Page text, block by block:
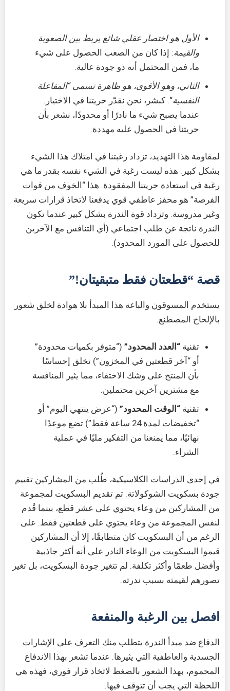
الأول هو اختصار عقلي شائع يربط بين الصعوبة
والقيمة: إذا كان من الصعب الحصول على شيء
ما، فمن المحتمل أنه ذو جودة عالية.
الثاني، وهو الأقوى، هو ظاهرة تسمى “المفاعلة
النفسية“. كبشر، نحن نقدّر حريتنا في الاختيار.
عندما يصبح شيء ما نادرًا أو محدودًا، نشعر بأن
حريتنا في الحصول عليه مهددة.
لمقاومة هذا التهديد، تزداد رغبتنا في امتلاك هذا الشيء
بشكل كبير. هذه ليست رغبة في الشيء نفسه بقدر ما هي
رغبة في استعادة حريتنا المفقودة. هذا “الخوف من فوات
الفرصة” هو محفز عاطفي قوي يدفعنا لاتخاذ قرارات سريعة
وغير مدروسة. وتزداد قوة الندرة بشكل كبير عندما تكون
الندرة ناتجة عن طلب اجتماعي (أي التنافس مع الآخرين
للحصول على المورد المحدود).
قصة “قطعتان فقط متبقيتان!”
يستخدم المسوقون والباعة هذا المبدأ بلا هوادة لخلق شعور
بالإلحاح المصطنع.
تقنية “العدد المحدود” (“متوفر بكميات محدودة”
أو “آخر قطعتين في المخزون”) تخلق إحساسًا
بأن المنتج على وشك الاختفاء، مما يثير المنافسة
مع مشترين آخرين محتملين.
تقنية “الوقت المحدود” (“عرض ينتهي اليوم” أو
“تخفيضات لمدة 24 ساعة فقط”) تضع موعدًا
نهائيًا، مما يمنعنا من التفكير مليًا في عملية
الشراء.
في إحدى الدراسات الكلاسيكية، طُلب من المشاركين تقييم
جودة بسكويت الشوكولاتة. تم تقديم البسكويت لمجموعة
من المشاركين من وعاء يحتوي على عشر قطع، بينما قُدم
لنفس المجموعة من وعاء يحتوي على قطعتين فقط. على
الرغم من أن البسكويت كان متطابقًا، إلا أن المشاركين
قيموا البسكويت من الوعاء النادر على أنه أكثر جاذبية
وأفضل طعمًا وأكثر تكلفة. لم تتغير جودة البسكويت، بل تغير
تصورهم لقيمته بسبب ندرته.
افصل بين الرغبة والمنفعة
الدفاع ضد مبدأ الندرة يتطلب منك التعرف على الإشارات
الجسدية والعاطفية التي يثيرها. عندما تشعر بهذا الاندفاع
المحموم، بهذا الشعور بالضغط لاتخاذ قرار فوري، فهذه هي
اللحظة التي يجب أن تتوقف فيها.